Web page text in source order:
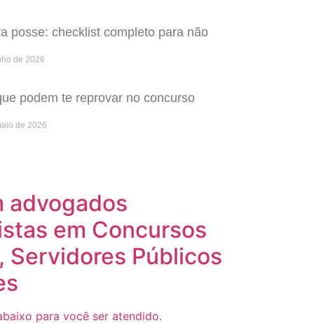
posse: checklist completo para não
de 2026
podem te reprovar no concurso
de 2026
advogados
em Concursos
Servidores Públicos
para você ser atendido.